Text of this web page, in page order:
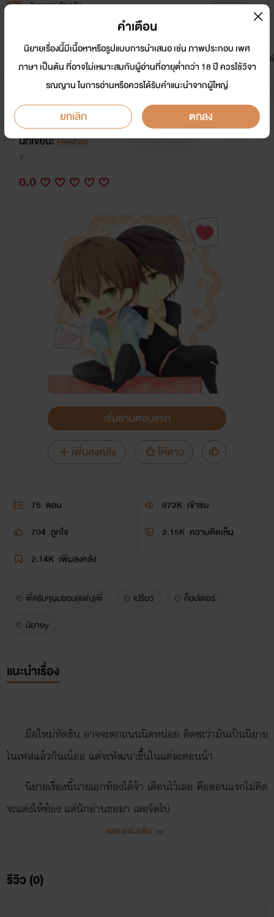
Tunwalai ธัญวลัย
หน้าแรก นิยาย อีบุ๊ก การ์ตูน
มาใหม่
ดรีมแชท ธัญลิสต์
พี่ครับๆ ผมชอบ(แฟน)พี่ (Yaoi
NC18+) MPREG
นักเขียน:Basbie
Y
0.0
เริ่มอ่านตอนแรก
เพิ่มลงคลัง
ให้ดาว
75 ตอน 972K เข้าชม
704 ถูกใจ 2.15K ความคิดเห็น
2.14K เพิ่มลงคลัง
พี่ครับๆผมชอบ(แฟน)พี่ เปรียว
ค็อปเตอร์
นิยายy
แนะนำเรื่อง
มือใหม่หัดขับ อาจจะตกถนนนิดหน่อย คิดซะว่ามันเป็นนิยาย
ในเฟสแล้วกันเน้ออ แต่จะพัฒนาขึ้นในแต่ละตอนน้า
นิยายเรื่องนี้นายเอกท้องได้จ้า เตือนไว้เลย คือตอนแรกไม่คิด
จะแต่งให้ท้อง แต่นักอ่านขอมา เลยจัดไป
แสดงเพิ่มเติม
รีวิว (0)
คำเตือน
นิยายเรื่องนี้มีเนื้อหาหรือรูปแบบการนำเสนอ เช่น ภาพประกอบ เพศ
ภาษา เป็นต้น ที่อาจไม่เหมาะสมกับผู้อ่านที่อายุต่ำกว่า 18 ปี ควรใช้วิจา
รณญาน ในการอ่านหรือควรได้รับคำแนะนำจากผู้ใหญ่
ยกเลิก ตกลง